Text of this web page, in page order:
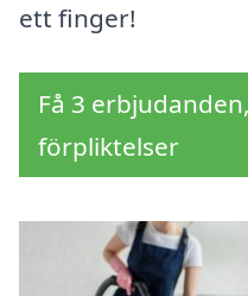
ett finger!
Få 3
förpliktelser